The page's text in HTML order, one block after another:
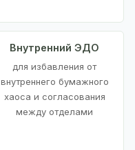
Внутренний ЭДО
для избавления от
внутреннего бумажного
хаоса и согласования
между отделами